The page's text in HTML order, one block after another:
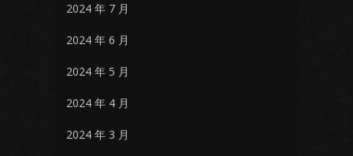
2024 年 7 月
2024 年 6 月
2024 年 5 月
2024 年 4 月
2024 年 3 月